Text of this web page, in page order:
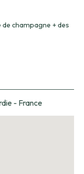
de champagne + des
- France